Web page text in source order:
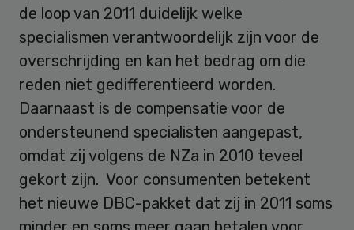
de loop van 2011 duidelijk welke
specialismen verantwoordelijk zijn voor de
overschrijding en kan het bedrag om die
reden niet gedifferentieerd worden.
Daarnaast is de compensatie voor de
ondersteunend specialisten aangepast,
omdat zij volgens de NZa in 2010 teveel
gekort zijn. Voor consumenten betekent
het nieuwe DBC-pakket dat zij in 2011 soms